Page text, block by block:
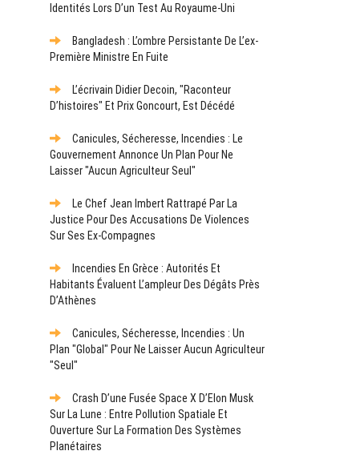
Identités Lors D’un Test Au Royaume-Uni
Bangladesh : L’ombre Persistante De L’ex-
Première Ministre En Fuite
L’écrivain Didier Decoin, "raconteur
D’histoires" Et Prix Goncourt, Est Décédé
Canicules, Sécheresse, Incendies : Le
Gouvernement Annonce Un Plan Pour Ne
Laisser "aucun Agriculteur Seul"
Le Chef Jean Imbert Rattrapé Par La
Justice Pour Des Accusations De Violences
Sur Ses Ex-Compagnes
Incendies En Grèce : Autorités Et
Habitants Évaluent L’ampleur Des Dégâts Près
D’Athènes
Canicules, Sécheresse, Incendies : Un
Plan "global" Pour Ne Laisser Aucun Agriculteur
"seul"
Crash D’une Fusée Space X D’Elon Musk
Sur La Lune : Entre Pollution Spatiale Et
Ouverture Sur La Formation Des Systèmes
Planétaires